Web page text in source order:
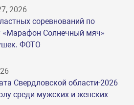
2026
соревнований по
«Марафон Солнечный мяч»
ФОТО
Свердловской области-2026
среди мужских и женских